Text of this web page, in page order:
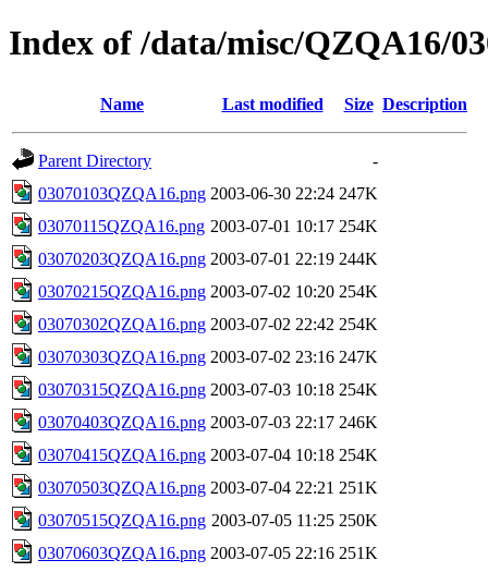
Index of /data/misc/QZQA16/
Name Last modified Size Description
Parent Directory
-
03070103QZQA16.png 2003-06-30 22:24 247K
03070115QZQA16.png 2003-07-01 10:17 254K
03070203QZQA16.png 2003-07-01 22:19 244K
03070215QZQA16.png 2003-07-02 10:20 254K
03070302QZQA16.png 2003-07-02 22:42 254K
03070303QZQA16.png 2003-07-02 23:16 247K
03070315QZQA16.png 2003-07-03 10:18 254K
03070403QZQA16.png 2003-07-03 22:17 246K
03070415QZQA16.png 2003-07-04 10:18 254K
03070503QZQA16.png 2003-07-04 22:21 251K
03070515QZQA16.png 2003-07-05 11:25 250K
03070603QZQA16.png 2003-07-05 22:16 251K